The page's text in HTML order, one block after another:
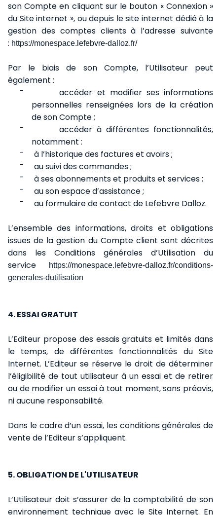
son Compte en cliquant sur le bouton « Connexion »
du Site internet », ou depuis le site internet dédié à la
gestion des comptes clients à l’adresse suivante
: https://monespace.lefebvre-dalloz.fr/
Par le biais de son Compte, l’Utilisateur peut
également :
-
accéder et modifier ses informations
personnelles renseignées lors de la création
de son Compte ;
-
accéder à différentes fonctionnalités,
notamment :
-
à l’historique des factures et avoirs ;
-
au suivi des commandes ;
-
à ses abonnements et produits et services ;
-
au son espace d’assistance ;
-
au formulaire de contact de Lefebvre Dalloz.
L’ensemble des informations, droits et obligations
issues de la gestion du Compte client sont décrites
dans les Conditions générales d’Utilisation du
service
https://monespace.lefebvre-dalloz.fr/conditions-
generales-dutilisation
4. ESSAI GRATUIT
L’Editeur propose des essais gratuits et limités dans
le temps, de différentes fonctionnalités du Site
Internet. L’Editeur se réserve le droit de déterminer
l’éligibilité de tout utilisateur à un essai et de retirer
ou de modifier un essai à tout moment, sans préavis,
ni aucune responsabilité.
Dans le cadre d’un essai, les conditions générales de
vente de l’Editeur s’appliquent.
5. OBLIGATION DE L'UTILISATEUR
L’Utilisateur doit s’assurer de la comptabilité de son
environnement technique avec le Site Internet. En